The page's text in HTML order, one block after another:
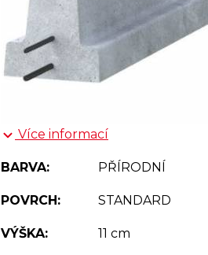
Více informací
BARVA: PŘÍRODNÍ
POVRCH: STANDARD
VÝŠKA: 11 cm